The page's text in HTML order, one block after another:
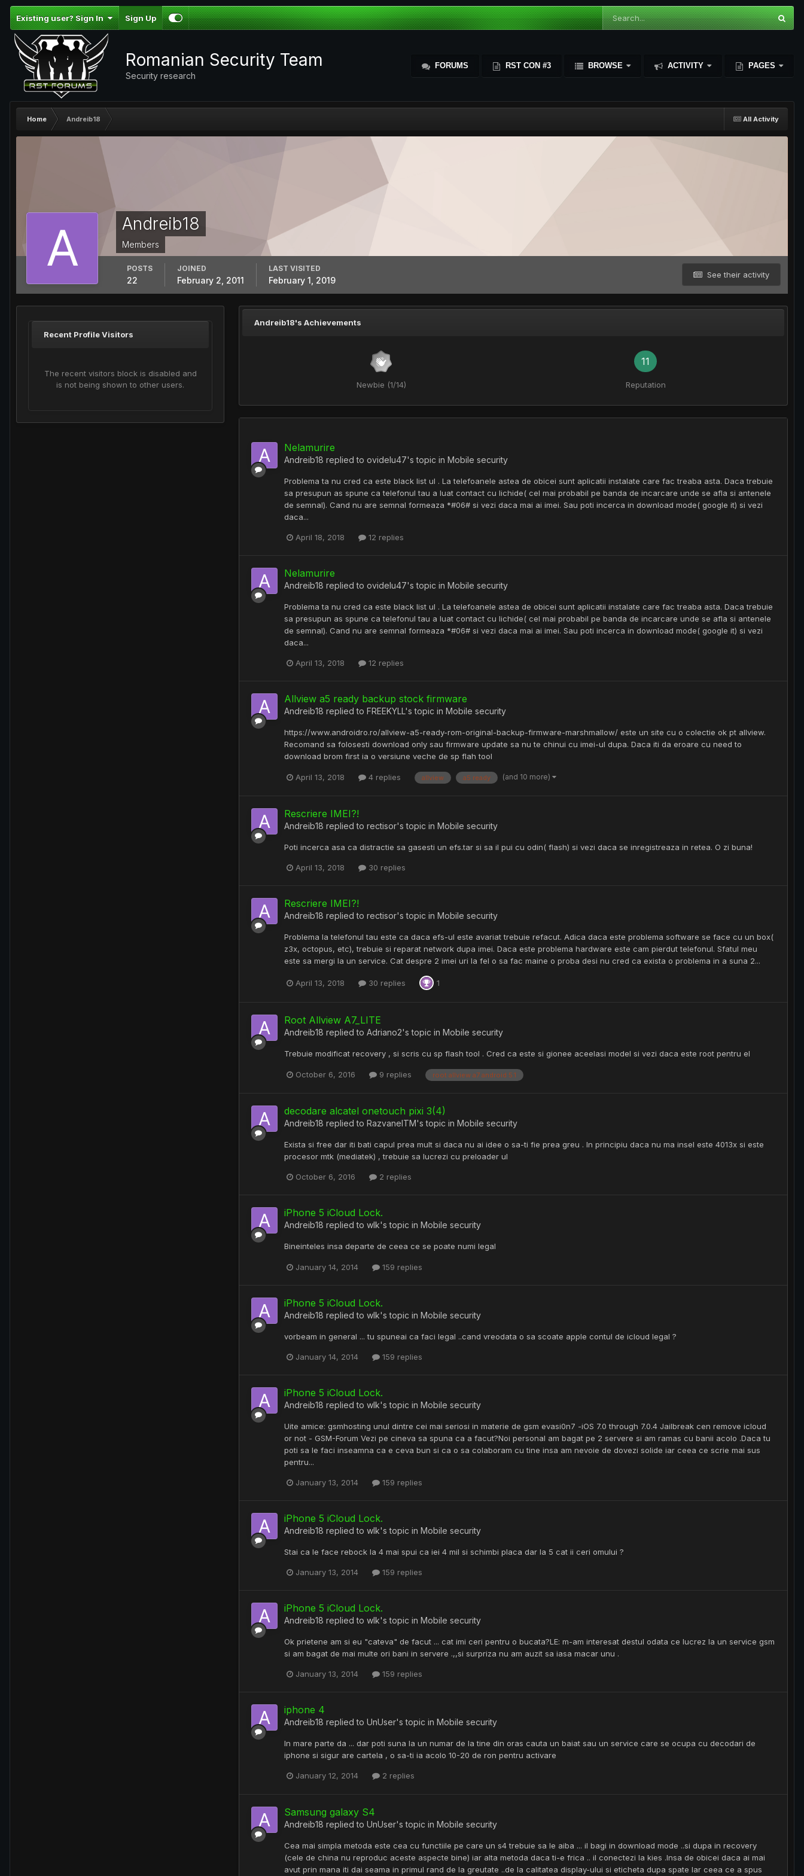
Existing user? Sign In Sign Up
Romanian Security Team
Security research
FORUMS RST CON #3 BROWSE ACTIVITY PAGES
All Activity
Home Andreib18
Andreib18
Members
See their activity
POSTS
22
JOINED
February 2, 2011
LAST VISITED
February 1, 2019
Recent Profile Visitors
The recent visitors block is disabled and
is not being shown to other users.
Andreib18's Achievements
Newbie (1/14)
11
Reputation
Nelamurire
Andreib18 replied to ovidelu47's topic in Mobile security
Problema ta nu cred ca este black list ul . La telefoanele astea de obicei sunt aplicatii instalate care fac treaba asta. Daca trebuie
sa presupun as spune ca telefonul tau a luat contact cu lichide( cel mai probabil pe banda de incarcare unde se afla si antenele
de semnal). Cand nu are semnal formeaza *#06# si vezi daca mai ai imei. Sau poti incerca in download mode( google it) si vezi
daca...
April 18, 2018 12 replies
Nelamurire
Andreib18 replied to ovidelu47's topic in Mobile security
Problema ta nu cred ca este black list ul . La telefoanele astea de obicei sunt aplicatii instalate care fac treaba asta. Daca trebuie
sa presupun as spune ca telefonul tau a luat contact cu lichide( cel mai probabil pe banda de incarcare unde se afla si antenele
de semnal). Cand nu are semnal formeaza *#06# si vezi daca mai ai imei. Sau poti incerca in download mode( google it) si vezi
daca...
April 13, 2018 12 replies
Allview a5 ready backup stock firmware
Andreib18 replied to FREEKYLL's topic in Mobile security
https://www.androidro.ro/allview-a5-ready-rom-original-backup-firmware-marshmallow/ este un site cu o colectie ok pt allview.
Recomand sa folosesti download only sau firmware update sa nu te chinui cu imei-ul dupa. Daca iti da eroare cu need to
download brom first ia o versiune veche de sp flah tool
April 13, 2018 4 replies allview a5 ready (and 10 more)
Rescriere IMEI?!
Andreib18 replied to rectisor's topic in Mobile security
Poti incerca asa ca distractie sa gasesti un efs.tar si sa il pui cu odin( flash) si vezi daca se inregistreaza in retea. O zi buna!
April 13, 2018 30 replies
Rescriere IMEI?!
Andreib18 replied to rectisor's topic in Mobile security
Problema la telefonul tau este ca daca efs-ul este avariat trebuie refacut. Adica daca este problema software se face cu un box(
z3x, octopus, etc), trebuie si reparat network dupa imei. Daca este problema hardware este cam pierdut telefonul. Sfatul meu
este sa mergi la un service. Cat despre 2 imei uri la fel o sa fac maine o proba desi nu cred ca exista o problema in a suna 2...
April 13, 2018 30 replies 1
Root Allview A7_LITE
Andreib18 replied to Adriano2's topic in Mobile security
Trebuie modificat recovery , si scris cu sp flash tool . Cred ca este si gionee aceelasi model si vezi daca este root pentru el
October 6, 2016 9 replies root allview a7 android 5.1
decodare alcatel onetouch pixi 3(4)
Andreib18 replied to RazvanelTM's topic in Mobile security
Exista si free dar iti bati capul prea mult si daca nu ai idee o sa-ti fie prea greu . In principiu daca nu ma insel este 4013x si este
procesor mtk (mediatek) , trebuie sa lucrezi cu preloader ul
October 6, 2016 2 replies
iPhone 5 iCloud Lock.
Andreib18 replied to wlk's topic in Mobile security
Bineinteles insa departe de ceea ce se poate numi legal
January 14, 2014 159 replies
iPhone 5 iCloud Lock.
Andreib18 replied to wlk's topic in Mobile security
vorbeam in general ... tu spuneai ca faci legal ..cand vreodata o sa scoate apple contul de icloud legal ?
January 14, 2014 159 replies
iPhone 5 iCloud Lock.
Andreib18 replied to wlk's topic in Mobile security
Uite amice: gsmhosting unul dintre cei mai seriosi in materie de gsm evasi0n7 -iOS 7.0 through 7.0.4 Jailbreak cen remove icloud
or not - GSM-Forum Vezi pe cineva sa spuna ca a facut?Noi personal am bagat pe 2 servere si am ramas cu banii acolo .Daca tu
poti sa le faci inseamna ca e ceva bun si ca o sa colaboram cu tine insa am nevoie de dovezi solide iar ceea ce scrie mai sus
pentru...
January 13, 2014 159 replies
iPhone 5 iCloud Lock.
Andreib18 replied to wlk's topic in Mobile security
Stai ca le face rebock la 4 mai spui ca iei 4 mil si schimbi placa dar la 5 cat ii ceri omului ?
January 13, 2014 159 replies
iPhone 5 iCloud Lock.
Andreib18 replied to wlk's topic in Mobile security
Ok prietene am si eu "cateva" de facut ... cat imi ceri pentru o bucata?LE: m-am interesat destul odata ce lucrez la un service gsm
si am bagat de mai multe ori bani in servere .,,si surpriza nu am auzit sa iasa macar unu .
January 13, 2014 159 replies
iphone 4
Andreib18 replied to UnUser's topic in Mobile security
In mare parte da ... dar poti suna la un numar de la tine din oras cauta un baiat sau un service care se ocupa cu decodari de
iphone si sigur are cartela , o sa-ti ia acolo 10-20 de ron pentru activare
January 12, 2014 2 replies
Samsung galaxy S4
Andreib18 replied to UnUser's topic in Mobile security
Cea mai simpla metoda este cea cu functiile pe care un s4 trebuie sa le aiba ... il bagi in download mode ..si dupa in recovery
(cele de china nu reproduc aceste aspecte bine) iar alta metoda daca ti-e frica .. il conectezi la kies .Insa de obicei daca ai mai
avut prin mana iti dai seama in primul rand de la greutate ..de la calitatea display-ului si eticheta dupa spate Iar ceea ce a spus